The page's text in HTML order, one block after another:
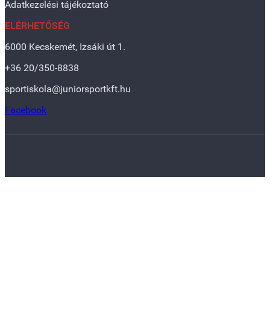
Adatkezelési tájékoztató
ELÉRHETŐSÉG
6000 Kecskemét, Izsáki út 1.
+36 20/350-8838
sportiskola@juniorsportkft.hu
Facebook